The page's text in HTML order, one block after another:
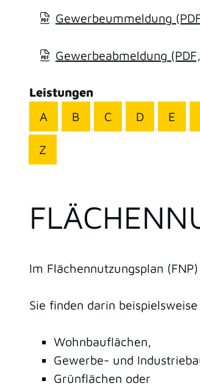
Gewerbeummeldung
Gewerbeabmeldung
Leistungen
A
B C D E
Z
Im Flächennutzungsplan
Sie finden darin
Wohnbauflächen,
Gewerbe- und
Grünflächen oder